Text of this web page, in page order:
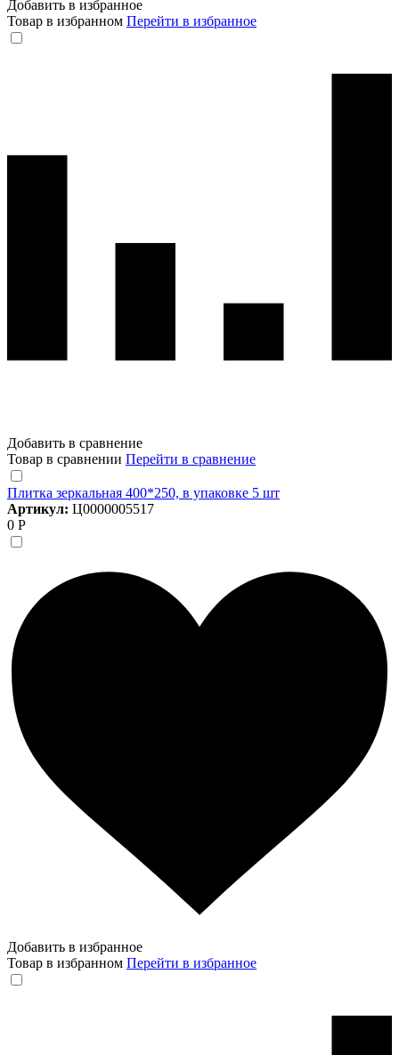
Добавить в избранное
Товар в избранном Перейти в избранное
Добавить в сравнение
Товар в сравнении Перейти в сравнение
Плитка зеркальная 400*250, в упаковке 5 шт
Артикул: Ц0000005517
0 Р
Добавить в избранное
Товар в избранном Перейти в избранное